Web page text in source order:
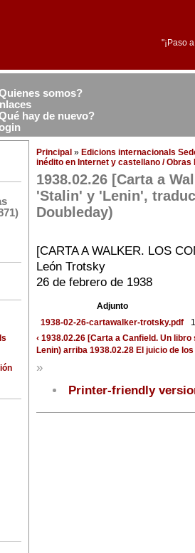
"¡Paso
somos?
hay de nuevo?
Principal » Edicions internacionals
inédito en Internet y castellano / Obras
1938.02.26 [Carta a
'Stalin' y 'Lenin',
Doubleday)
[CARTA A WALKER. LOS
León Trotsky
26 de febrero de 1938
Adjunto
1938-02-26-cartawalker-trotsky.pdf
‹ 1938.02.26 [Carta a Canfield. Un
Lenin) arriba 1938.02.28 El juicio de
»
Printer-friendly